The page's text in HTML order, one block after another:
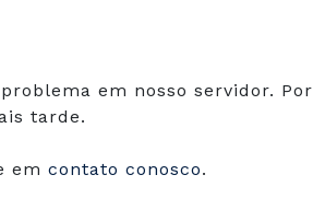
em nosso servidor. Por
tarde.
em contato conosco.